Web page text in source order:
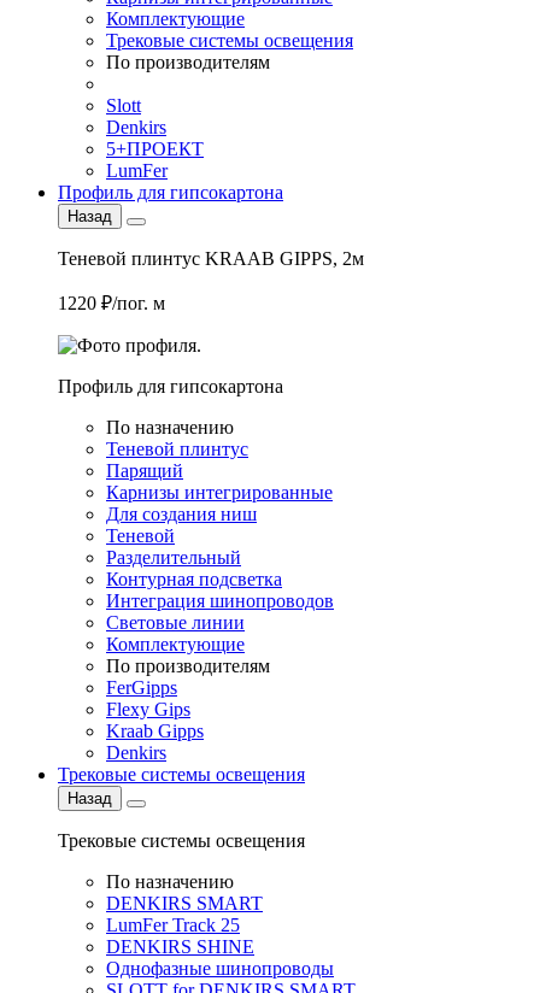
Комплектующие
Трековые системы освещения
По производителям
Slott
Denkirs
5+ПРОЕКТ
LumFer
Профиль для гипсокартона
Назад
Теневой плинтус KRAAB GIPPS, 2м
1220 ₽/пог. м
Профиль для гипсокартона
По назначению
Теневой плинтус
Парящий
Карнизы интегрированные
Для создания ниш
Теневой
Разделительный
Контурная подсветка
Интеграция шинопроводов
Световые линии
Комплектующие
По производителям
FerGipps
Flexy Gips
Kraab Gipps
Denkirs
Трековые системы освещения
Назад
Трековые системы освещения
По назначению
DENKIRS SMART
LumFer Track 25
DENKIRS SHINE
Однофазные шинопроводы